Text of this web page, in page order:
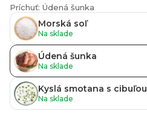
Príchuť: Údená šunka
Morská soľ
Na sklade
Údená šunka
Na sklade
Kyslá smotana s cibuľou
Na sklade